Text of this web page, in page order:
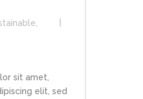
sit amet,
elit, sed